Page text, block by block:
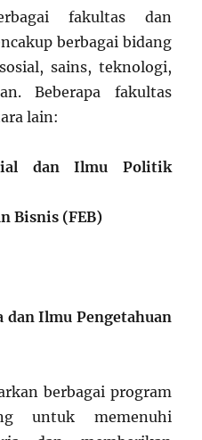
fakultas dan
berbagai bidang
sains, teknologi,
Beberapa fakultas
lain:
dan Ilmu Politik
Bisnis (FEB)
dan Ilmu Pengetahuan
berbagai program
untuk memenuhi